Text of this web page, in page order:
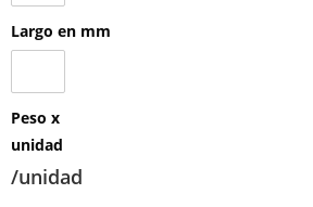
Largo en mm
Peso x
unidad
/unidad